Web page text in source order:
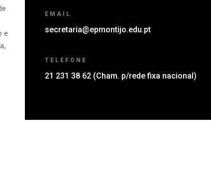
e
EMAIL
secretaria@epmontijo.edu.pt
TELEFONE
21 231 38 62 (Cham. p/rede fixa nacional)